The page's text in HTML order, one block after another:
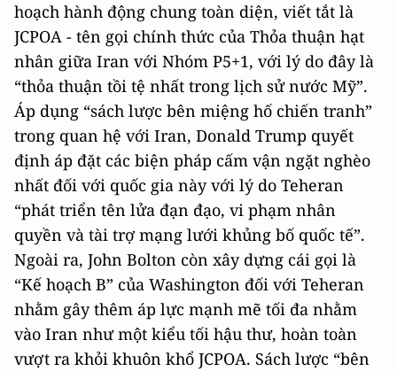
hoạch hành động chung toàn diện, viết tắt là
JCPOA - tên gọi chính thức của Thỏa thuận hạt
nhân giữa Iran với Nhóm P5+1, với lý do đây là
“thỏa thuận tồi tệ nhất trong lịch sử nước Mỹ”.
Áp dụng “sách lược bên miệng hố chiến tranh”
trong quan hệ với Iran, Donald Trump quyết
định áp đặt các biện pháp cấm vận ngặt nghèo
nhất đối với quốc gia này với lý do Teheran
“phát triển tên lửa đạn đạo, vi phạm nhân
quyền và tài trợ mạng lưới khủng bố quốc tế”.
Ngoài ra, John Bolton còn xây dựng cái gọi là
“Kế hoạch B” của Washington đối với Teheran
nhằm gây thêm áp lực mạnh mẽ tối đa nhằm
vào Iran như một kiểu tối hậu thư, hoàn toàn
vượt ra khỏi khuôn khổ JCPOA. Sách lược “bên